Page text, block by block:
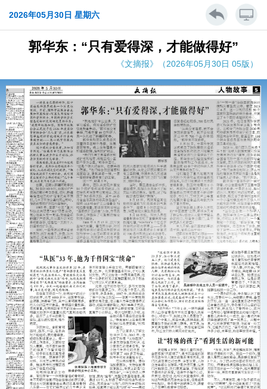
2026年05月30日 星期六
郭华东：“只有爱得深，才能做得好”
《文摘报》（2026年05月30日 05版）